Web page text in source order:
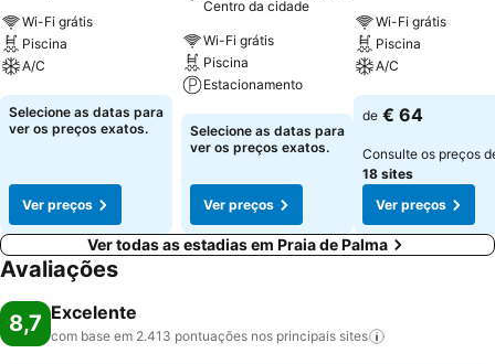
Wi-Fi grátis
Piscina
A/C
Ver preços
Selecione as datas para
ver os preços exatos.
Ver preços
Centro da cidade
Wi-Fi grátis
Piscina
Estacionamento
Ver preços
Selecione as datas para
ver os preços exatos.
Ver preços
Wi-Fi grátis
Piscina
A/C
Ver preços
de € 64
Consulte os preços
18 sites
Ver preços
Ver todas as estadias em Praia de Palma
Avaliações
8,7 Excelente
com base em 2.413 pontuações nos principais sites